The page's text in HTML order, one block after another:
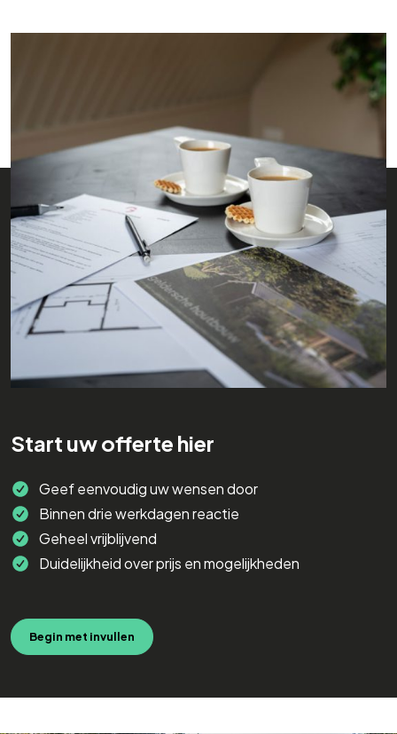
Start uw offerte hier
Geef eenvoudig uw wensen door
Binnen drie werkdagen reactie
Geheel vrijblijvend
Duidelijkheid over prijs en mogelijkheden
Begin met invullen